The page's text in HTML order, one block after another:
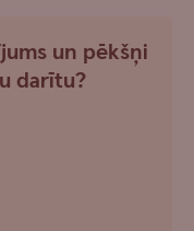
un pēkšņi
darītu?